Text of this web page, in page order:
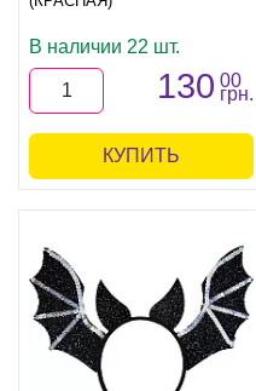
В наличии 22 шт.
130 00
грн.
КУПИТЬ